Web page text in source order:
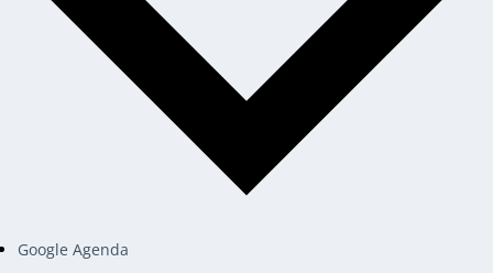
Google Agenda